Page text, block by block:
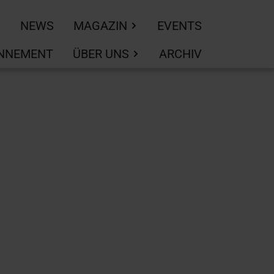
NEWS MAGAZIN
EVENTS
ÜBER UNS ARCHIV